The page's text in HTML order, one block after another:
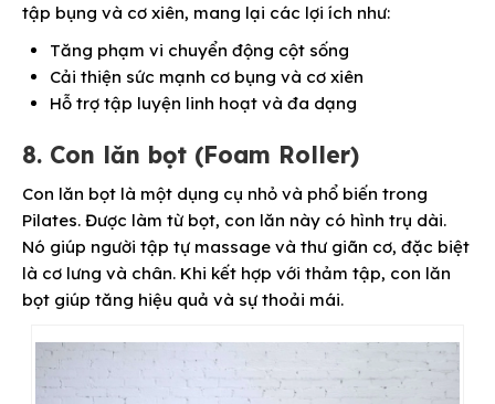
tập bụng và cơ xiên, mang lại các lợi ích như:
Tăng phạm vi chuyển động cột sống
Cải thiện sức mạnh cơ bụng và cơ xiên
Hỗ trợ tập luyện linh hoạt và đa dạng
8. Con lăn bọt (Foam Roller)
Con lăn bọt là một dụng cụ nhỏ và phổ biến trong
Pilates. Được làm từ bọt, con lăn này có hình trụ dài.
Nó giúp người tập tự massage và thư giãn cơ, đặc biệt
là cơ lưng và chân. Khi kết hợp với thảm tập, con lăn
bọt giúp tăng hiệu quả và sự thoải mái.